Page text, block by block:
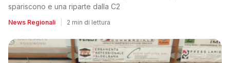
spariscono e una riparte dalla C2
News Regionali 2 min di lettura